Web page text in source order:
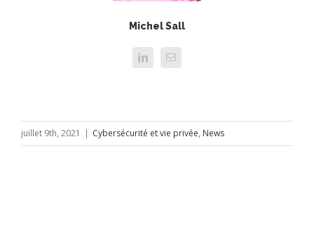
Michel Sall
juillet 9th, 2021 | Cybersécurité et vie privée, News